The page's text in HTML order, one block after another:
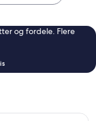
og fordele. Flere